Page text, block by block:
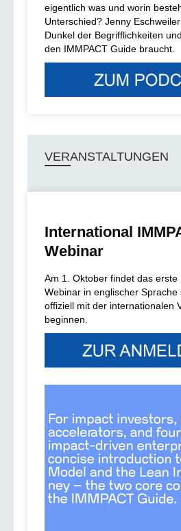
eigentlich was und worin
Unterschied? Jenny
Dunkel der Begrifflichkeiten
den IMMPACT Guide braucht.
VERANSTALTUNGEN
International
Webinar
Am 1. Oktober findet das erste
Webinar in englischer Sprache
offiziell mit der internationalen
beginnen.